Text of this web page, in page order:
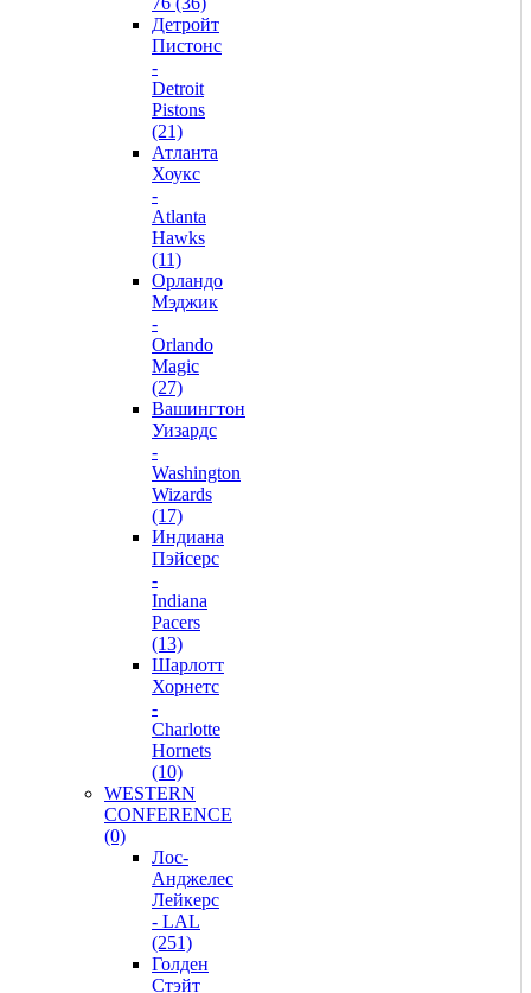
Детройт
Пистонс
-
Detroit
Pistons
(21)
Атланта
Хоукс
-
Atlanta
Hawks
(11)
Орландо
Мэджик
-
Orlando
Magic
(27)
Вашингтон
Уизардс
-
Washington
Wizards
(17)
Индиана
Пэйсерс
-
Indiana
Pacers
(13)
Шарлотт
Хорнетс
-
Charlotte
Hornets
(10)
WESTERN
CONFERENCE
(0)
Лос-
Анджелес
Лейкерс
- LAL
(251)
Голден
Стэйт